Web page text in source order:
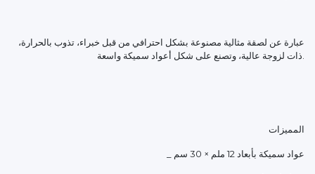
عبارة عن لصقة مثالية مصنوعة بشكل احترافي من قبل خبراء، تذوب بالحرارة،
ذات لزوجة عالية، وتصنع على شكل أعواد سميكة واسعة.
المميزات
_ عواد سميكة بأبعاد 12 ملم × 30 سم